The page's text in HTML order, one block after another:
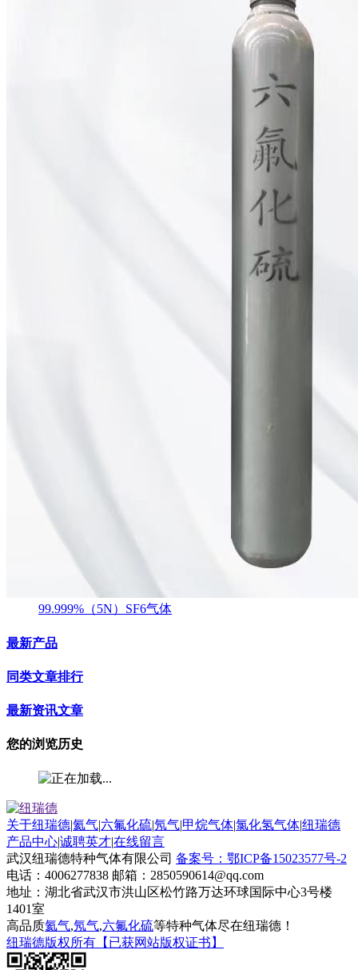
99.999%（5N）SF6气体
最新产品
同类文章排行
最新资讯文章
您的浏览历史
关于纽瑞德|氦气|六氟化硫|氖气|甲烷气体|氯化氢气体|纽瑞德
产品中心|诚聘英才|在线留言
武汉纽瑞德特种气体有限公司 备案号：鄂ICP备15023577号-2
电话：4006277838 邮箱：2850590614@qq.com
地址：湖北省武汉市洪山区松竹路万达环球国际中心3号楼
1401室
高品质氦气,氖气,六氟化硫等特种气体尽在纽瑞德！
纽瑞德版权所有【已获网站版权证书】